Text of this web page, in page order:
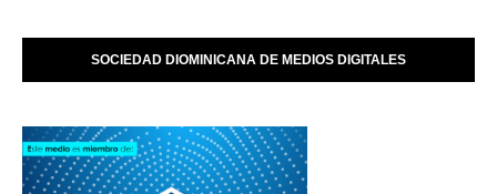
SOCIEDAD DIOMINICANA DE MEDIOS DIGITALES